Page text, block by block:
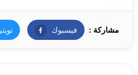
مشاركة : فيسبوك فيسبوكتويتر